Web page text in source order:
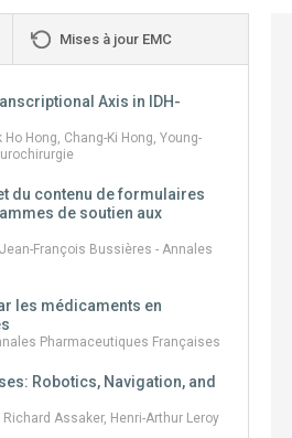
Mises à jour EMC
Axis in IDH-
Hong, Chang-Ki Hong, Young-
du contenu de formulaires
de soutien aux
François Bussières - Annales
les médicaments en
Pharmaceutiques Françaises
Robotics, Navigation, and
Assaker, Henri-Arthur Leroy